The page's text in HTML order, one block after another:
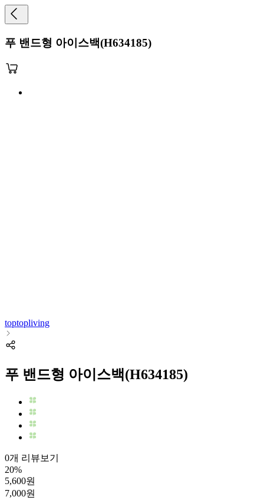
푸 밴드형 아이스백(H634185)
toptopliving
푸 밴드형 아이스백(H634185)
0개 리뷰보기
20%
5,600원
7,000원